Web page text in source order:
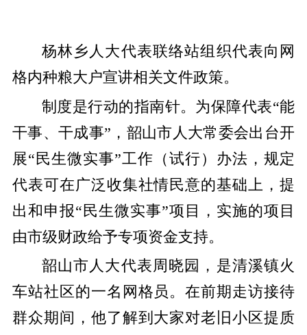
杨林乡人大代表联络站组织代表向网
格内种粮大户宣讲相关文件政策。
制度是行动的指南针。为保障代表“能
干事、干成事”，韶山市人大常委会出台开
展“民生微实事”工作（试行）办法，规定
代表可在广泛收集社情民意的基础上，提
出和申报“民生微实事”项目，实施的项目
由市级财政给予专项资金支持。
韶山市人大代表周晓园，是清溪镇火
车站社区的一名网格员。在前期走访接待
群众期间，他了解到大家对老旧小区提质